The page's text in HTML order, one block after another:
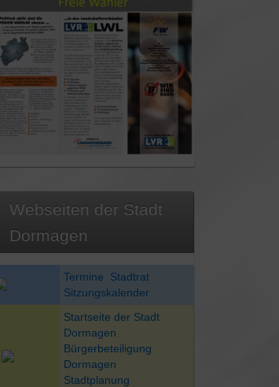
Steckbrief Andreas Hauser
Webseiten der Stadt
Dormagen
Termine Stadtrat
Sitzungskalender
Startseite der Stadt
Dormagen
Bürgerbeteiligung
Dormagen
Stadtplanung